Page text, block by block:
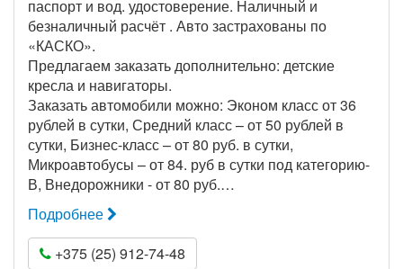
паспорт и вод. удостоверение. Наличный и
безналичный расчёт . Авто застрахованы по
«КАСКО».
Предлагаем заказать дополнительно: детские
кресла и навигаторы.
Заказать автомобили можно: Эконом класс от 36
рублей в сутки, Средний класс – от 50 рублей в
сутки, Бизнес-класс – от 80 руб. в сутки,
Микроавтобусы – от 84. руб в сутки под категорию-
В, Внедорожники - от 80 руб.…
Подробнее
+375 (25) 912-74-48